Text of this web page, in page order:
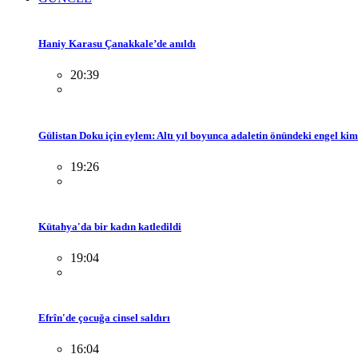
Haniy Karasu Çanakkale’de anıldı
20:39
Gülistan Doku için eylem: Altı yıl boyunca adaletin önündeki engel
19:26
Kütahya'da bir kadın katledildi
19:04
Efrîn'de çocuğa cinsel saldırı
16:04